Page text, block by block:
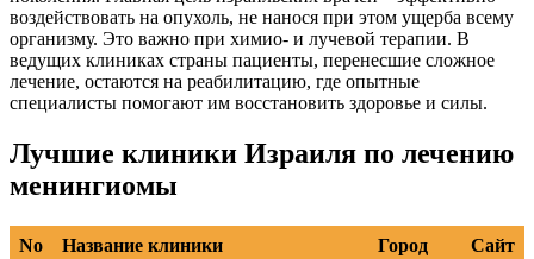
воздействовать на опухоль, не нанося при этом ущерба всему
организму. Это важно при химио- и лучевой терапии. В
ведущих клиниках страны пациенты, перенесшие сложное
лечение, остаются на реабилитацию, где опытные
специалисты помогают им восстановить здоровье и силы.
Лучшие клиники Израиля по лечению
менингиомы
No Название клиники Город Сайт